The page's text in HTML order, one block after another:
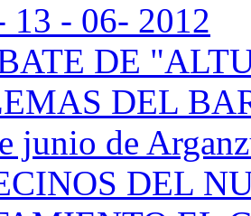
13 - 06- 2012
DE
DEL
junio de
DEL